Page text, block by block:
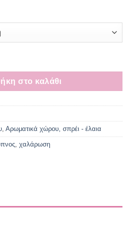
χαλάρωση και ύπνο ποσότητα
στο καλάθι
, Αρωματικά χώρου, σπρέι - έλαια
, χαλάρωση